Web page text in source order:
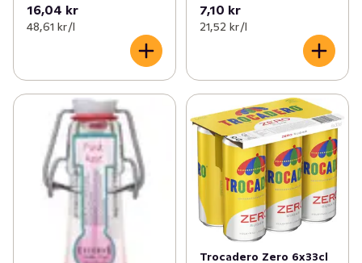
16,04 kr
48,61 kr /l
7,10 kr
21,52 kr /l
Trocadero Zero 6x33cl